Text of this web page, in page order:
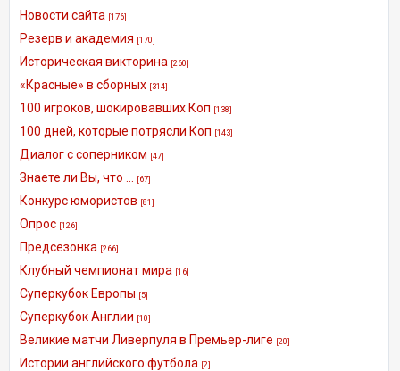
Новости сайта [176]
Резерв и академия [170]
Историческая викторина [260]
«Красные» в сборных [314]
100 игроков, шокировавших Коп [138]
100 дней, которые потрясли Коп [143]
Диалог с соперником [47]
Знаете ли Вы, что ... [67]
Конкурс юмористов [81]
Опрос [126]
Предсезонка [266]
Клубный чемпионат мира [16]
Суперкубок Европы [5]
Суперкубок Англии [10]
Великие матчи Ливерпуля в Премьер-лиге [20]
Истории английского футбола [2]